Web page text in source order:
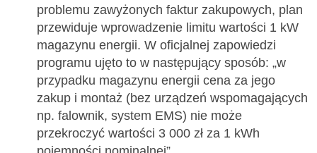
problemu zawyżonych faktur zakupowych, plan
przewiduje wprowadzenie limitu wartości 1 kW
magazynu energii. W oficjalnej zapowiedzi
programu ujęto to w następujący sposób: „w
przypadku magazynu energii cena za jego
zakup i montaż (bez urządzeń wspomagających
np. falownik, system EMS) nie może
przekroczyć wartości 3 000 zł za 1 kWh